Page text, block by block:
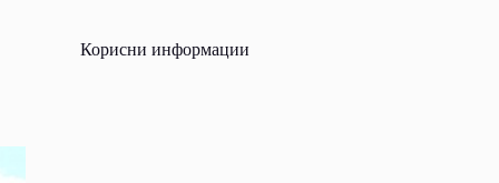
Корисни информации